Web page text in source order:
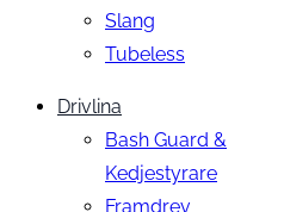
Slang
Tubeless
Drivlina
Bash Guard &
Kedjestyrare
Framdrev